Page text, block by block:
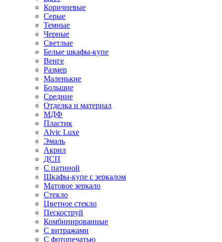
Коричневые
Серые
Темные
Черные
Светлые
Белые шкафы-купе
Венге
Размер
Маленькие
Большие
Средние
Отделка и материал
МДФ
Пластик
Alvic Luxe
Эмаль
Акрил
ДСП
С патиной
Шкафы-купе с зеркалом
Матовое зеркало
Стекло
Цветное стекло
Пескоструй
Комбинированные
С витражами
С фотопечатью